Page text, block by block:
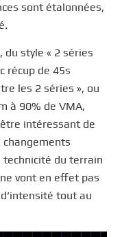
sont étalonnées,
du style « 2 séries
récup de 45s
les 2 séries », ou
à 90% de VMA,
intéressant de
technicité du terrain
vont en effet pas
tout au